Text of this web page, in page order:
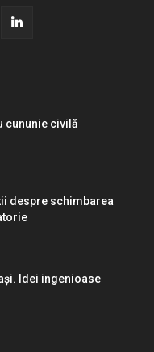
cununie civilă
despre schimbarea
Idei ingenioase